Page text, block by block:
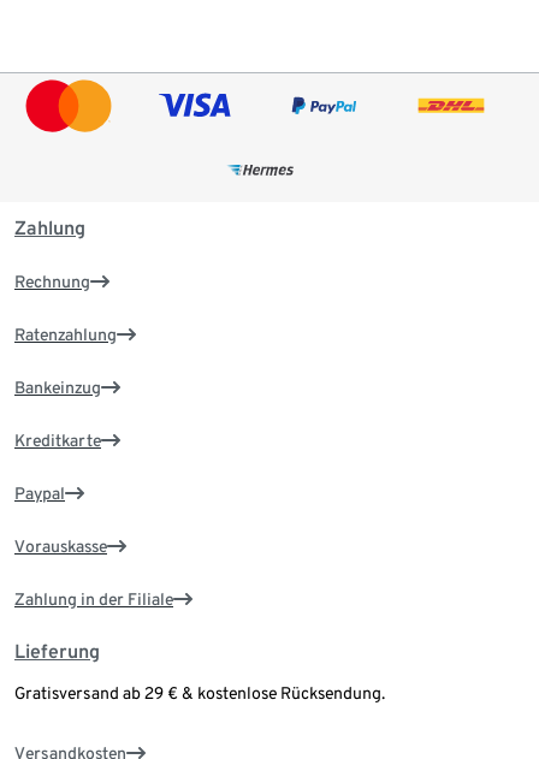
Zahlung
Rechnung
Ratenzahlung
Bankeinzug
Kreditkarte
Paypal
Vorauskasse
Zahlung in der Filiale
Lieferung
Gratisversand ab 29 € & kostenlose Rücksendung.
Versandkosten